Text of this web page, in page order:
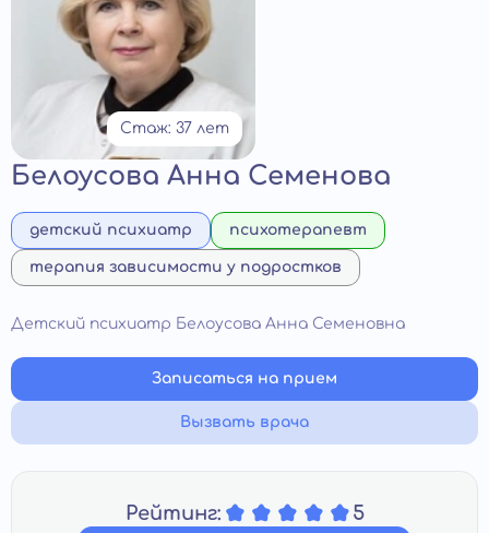
Стаж: 37 лет
Белоусова Анна Семенова
детский психиатр психотерапевт
терапия зависимости у подростков
Детский психиатр Белоусова Анна Семеновна
Записаться на прием
Вызвать врача
Рейтинг: 5